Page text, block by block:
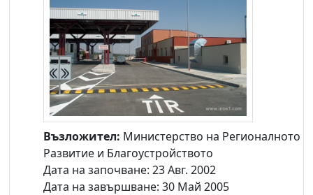
Възложител: Министерство на Регионалното
Развитие и Благоустройството
Дата на започване: 23 Авг. 2002
Дата на завършване: 30 Май 2005